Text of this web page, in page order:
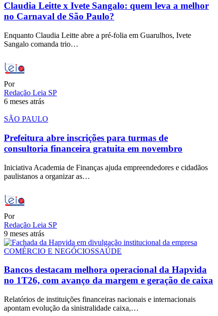
Claudia Leitte x Ivete Sangalo: quem leva a melhor
no Carnaval de São Paulo?
Enquanto Claudia Leitte abre a pré-folia em Guarulhos, Ivete
Sangalo comanda trio…
Por
Redação Leia SP
6 meses atrás
SÃO PAULO
Prefeitura abre inscrições para turmas de
consultoria financeira gratuita em novembro
Iniciativa Academia de Finanças ajuda empreendedores e cidadãos
paulistanos a organizar as…
Por
Redação Leia SP
9 meses atrás
COMÉRCIO E NEGÓCIOSSAÚDE
Bancos destacam melhora operacional da Hapvida
no 1T26, com avanço da margem e geração de caixa
Relatórios de instituições financeiras nacionais e internacionais
apontam evolução da sinistralidade caixa,…